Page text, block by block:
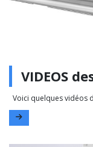
VIDEOS
Voici quelques vidéos